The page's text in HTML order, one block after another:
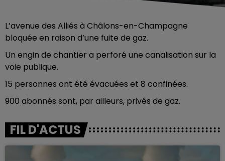
L’avenue des Alliés à Châlons-en-Champagne
bloquée en raison d’une fuite de gaz.
Un engin de chantier a perforé une canalisation sur la
voie publique.
15 personnes ont été évacuées et 8 confinées.
900 abonnés sont, par ailleurs, privés de gaz.
FIL D'ACTUS